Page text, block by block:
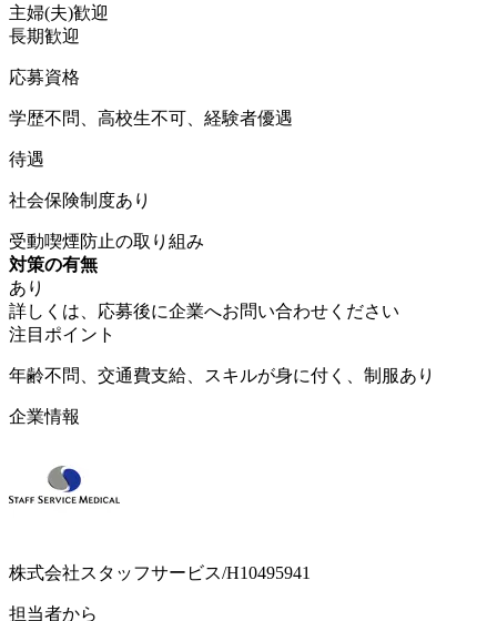
主婦(夫)歓迎
長期歓迎
応募資格
学歴不問、高校生不可、経験者優遇
待遇
社会保険制度あり
受動喫煙防止の取り組み
対策の有無
あり
詳しくは、応募後に企業へお問い合わせください
注目ポイント
年齢不問、交通費支給、スキルが身に付く、制服あり
企業情報
株式会社スタッフサービス/H10495941
担当者から